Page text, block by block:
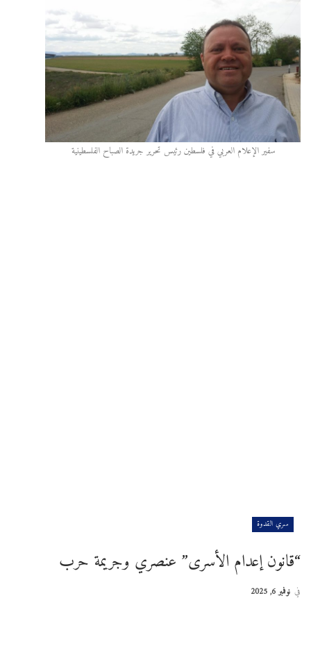
سفير الإعلام العربي في فلسطين رئيس تحرير جريدة الصباح الفلسطينية
سري القدوة
“قانون إعدام الأسرى” عنصري وجريمة حرب
في نوفمبر 6, 2025